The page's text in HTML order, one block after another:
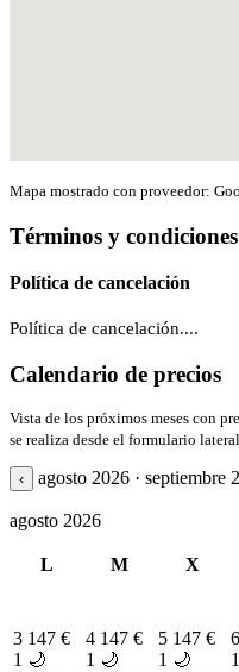
Mapa mostrado con proveedor:
Términos y condiciones
Política de cancelación
Política de cancelación....
Calendario de precios
Vista de los próximos meses con
se realiza desde el formulario
‹ agosto 2026 · septiembre
agosto 2026
L M X
3 147 €
1 🌙
4 147 €
1 🌙
5 147 €
1 🌙
6